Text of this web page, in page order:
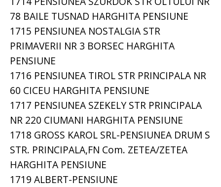
78 BAILE TUSNAD HARGHITA PENSIUNE
1715 PENSIUNEA NOSTALGIA STR
PRIMAVERII NR 3 BORSEC HARGHITA
PENSIUNE
1716 PENSIUNEA TIROL STR PRINCIPALA NR
60 CICEU HARGHITA PENSIUNE
1717 PENSIUNEA SZEKELY STR PRINCIPALA
NR 220 CIUMANI HARGHITA PENSIUNE
1718 GROSS KAROL SRL-PENSIUNEA DRUM S
STR. PRINCIPALA,FN Com. ZETEA/ZETEA
HARGHITA PENSIUNE
1719 ALBERT-PENSIUNE